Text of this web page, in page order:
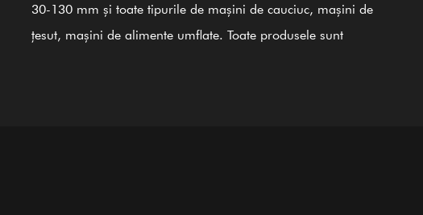
30-130 mm și toate tipurile de mașini de cauciuc, mașini de
țesut, mașini de alimente umflate. Toate produsele sunt